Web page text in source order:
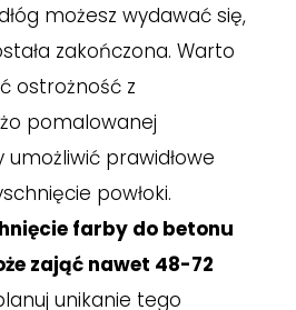
możesz wydawać się,
zakończona. Warto
ostrożność z
pomalowanej
umożliwić prawidłowe
powłoki.
farby do betonu
zająć nawet 48-72
unikanie tego